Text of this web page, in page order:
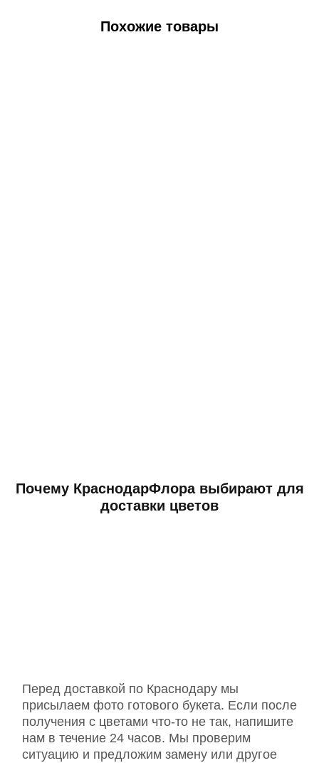
Похожие товары
Почему КраснодарФлора выбирают для
доставки цветов
Перед доставкой по Краснодару мы
присылаем фото готового букета. Если после
получения с цветами что-то не так, напишите
нам в течение 24 часов. Мы проверим
ситуацию и предложим замену или другое